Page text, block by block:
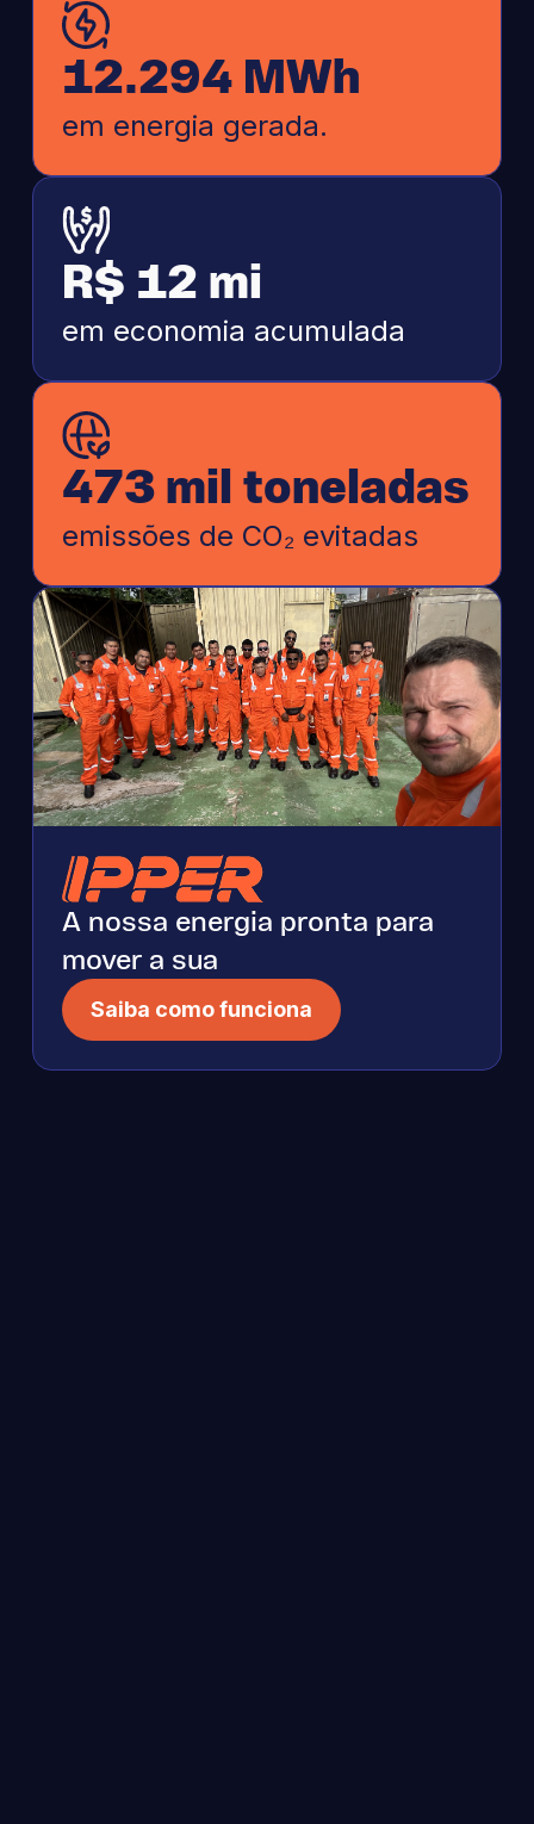
12.294 MWh
em energia gerada.
R$ 12 mi
em economia acumulada
473 mil toneladas
emissões de CO₂ evitadas
A nossa energia pronta para
mover a sua
Saiba como funciona